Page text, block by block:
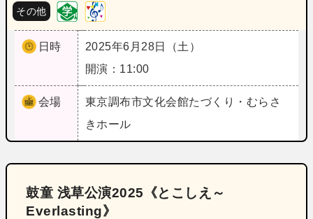
その他
日時
2025年6月28日（土）
開演：11:00
会場 東京調布市文化会館たづくり・むらさ
きホール
鼓童 浅草公演2025《とこしえ～
Everlasting》